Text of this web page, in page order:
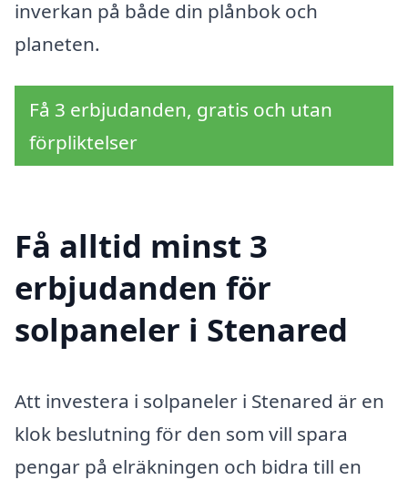
inverkan på både din plånbok och
planeten.
Få 3 erbjudanden, gratis och utan
förpliktelser
Få alltid minst 3
erbjudanden för
solpaneler i Stenared
Att investera i solpaneler i Stenared är en
klok beslutning för den som vill spara
pengar på elräkningen och bidra till en